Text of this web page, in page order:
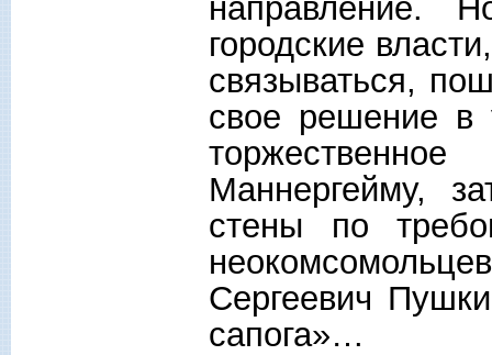
направление.
городские
связываться,
свое решение в
Маннергейму,
стены по
Сергеевич
сапога»…